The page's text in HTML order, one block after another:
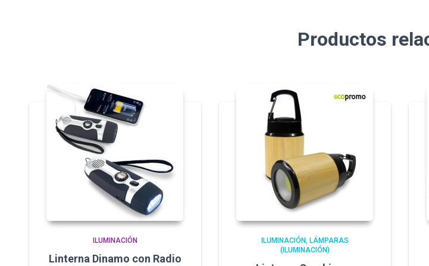
Productos
ILUMINACIÓN
Linterna Dinamo con Radio
ILUMINACIÓN
LÁMPARAS
(ILUMINACIÓN)